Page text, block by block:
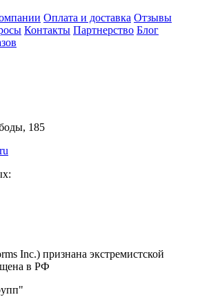
Оплата и доставка Отзывы
Контакты Партнерство Блог
185
Inc.) признана экстремистской
в РФ